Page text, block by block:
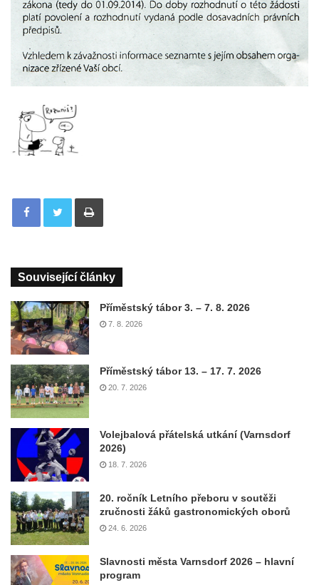
Tisknout
Související články
Příměstský tábor 3. – 7. 8. 2026
7. 8. 2026
Příměstský tábor 13. – 17. 7. 2026
20. 7. 2026
Volejbalová přátelská utkání (Varnsdorf
2026)
18. 7. 2026
20. ročník Letního přeboru v soutěži
zručnosti žáků gastronomických oborů
24. 6. 2026
Slavnosti města Varnsdorf 2026 – hlavní
program